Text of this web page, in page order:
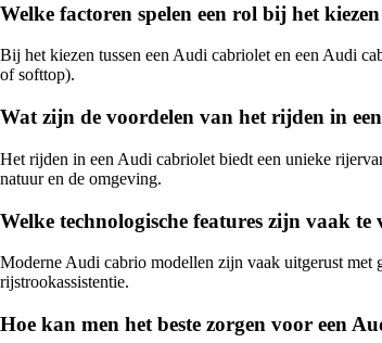
Welke factoren spelen een rol bij het
Bij het kiezen tussen een Audi cabriolet en een Audi
of softtop).
Wat zijn de voordelen van het rijden in
Het rijden in een Audi cabriolet biedt een unieke
natuur en de omgeving.
Welke technologische features zijn vaak
Moderne Audi cabrio modellen zijn vaak uitgerust met
rijstrookassistentie.
Hoe kan men het beste zorgen voor een